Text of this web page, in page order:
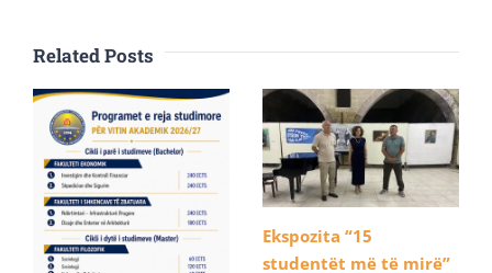
Related Posts
Ekspozita “15
studentët më të mirë”